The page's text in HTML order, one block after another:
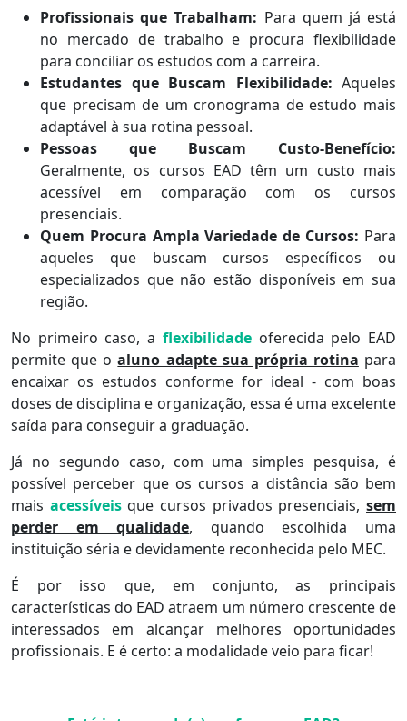
Profissionais que Trabalham: Para quem já está
no mercado de trabalho e procura flexibilidade
para conciliar os estudos com a carreira.
Estudantes que Buscam Flexibilidade: Aqueles
que precisam de um cronograma de estudo mais
adaptável à sua rotina pessoal.
Pessoas que Buscam Custo-Benefício:
Geralmente, os cursos EAD têm um custo mais
acessível em comparação com os cursos
presenciais.
Quem Procura Ampla Variedade de Cursos: Para
aqueles que buscam cursos específicos ou
especializados que não estão disponíveis em sua
região.
No primeiro caso, a flexibilidade oferecida pelo EAD
permite que oaluno adapte sua própria rotina para
encaixar os estudos conforme for ideal - com boas
doses de disciplina e organização, essa é uma excelente
saída para conseguir a graduação.
Já no segundo caso, com uma simples pesquisa, é
possível perceber que os cursos a distância são bem
mais acessíveis que cursos privados presenciais,sem
perder em qualidade, quando escolhida uma
instituição séria e devidamente reconhecida pelo MEC.
É por isso que, em conjunto, as principais
características do EAD atraem um número crescente de
interessados em alcançar melhores oportunidades
profissionais. E é certo: a modalidade veio para ficar!